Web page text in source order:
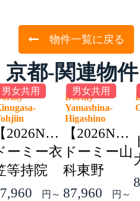
物件一覧に戻る
京都-関連物件
男女共用
2026NEW】
ーミー衣
等持院
円～
男女共用
Dormy
Yamashina-
Higashino
【2026NEW
ドーミー山
科東野
87,960
円～